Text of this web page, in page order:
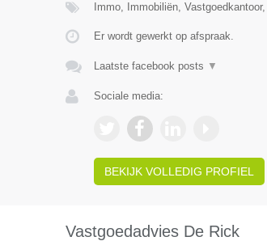
Immo, Immobiliën,
Er wordt gewerkt op afspraak.
Laatste facebook posts ▼
Sociale media:
BEKIJK VOLLEDIG PROFIEL
Vastgoedadvies De Rick